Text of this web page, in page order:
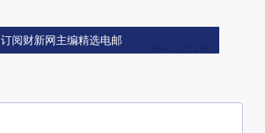
订阅财新网主编精选电邮